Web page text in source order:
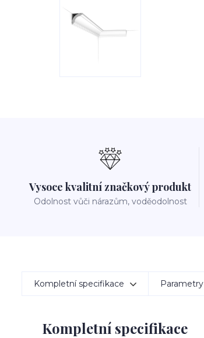
Vysoce kvalitní značkový produkt
Odolnost vůči nárazům, voděodolnost
Kompletní specifikace Parametry
Kompletní specifikace